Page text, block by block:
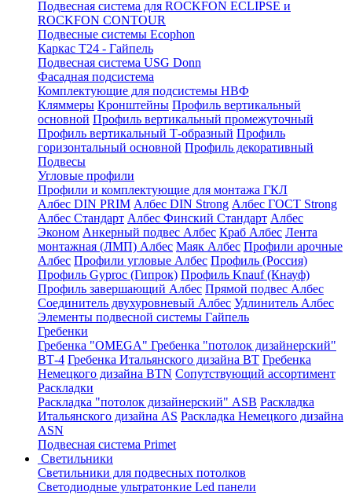
Подвесная система для ROCKFON ECLIPSE и
ROCKFON CONTOUR
Подвесные системы Ecophon
Каркас Т24 - Гайпель
Подвесная система USG Donn
Фасадная подсистема
Комплектующие для подсистемы НВФ
Кляммеры Кронштейны Профиль вертикальный
основной Профиль вертикальный промежуточный
Профиль вертикальный Т-образный Профиль
горизонтальный основной Профиль декоративный
Подвесы
Угловые профили
Профили и комплектующие для монтажа ГКЛ
Албес DIN PRIM Албес DIN Strong Албес ГОСТ Strong
Албес Стандарт Албес Финский Стандарт Албес
Эконом Анкерный подвес Албес Краб Албес Лента
монтажная (ЛМП) Албес Маяк Албес Профили арочные
Албес Профили угловые Албес Профиль (Россия)
Профиль Gyproc (Гипрок) Профиль Knauf (Кнауф)
Профиль завершающий Албес Прямой подвес Албес
Соединитель двухуровневый Албес Удлинитель Албес
Элементы подвесной системы Гайпель
Гребенки
Гребенка "OMEGA" Гребенка "потолок дизайнерский"
ВТ-4 Гребенка Итальянского дизайна BT Гребенка
Немецкого дизайна ВТN Сопутствующий ассортимент
Раскладки
Раскладка "потолок дизайнерский" ASB Раскладка
Итальянского дизайна AS Раскладка Немецкого дизайна
АSN
Подвесная система Primet
Светильники
Светильники для подвесных потолков
Светодиодные ультратонкие Led панели